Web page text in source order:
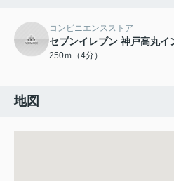
コンビニエンスストア
セブンイレブン 神戸高丸イ
250ｍ（4分）
地図